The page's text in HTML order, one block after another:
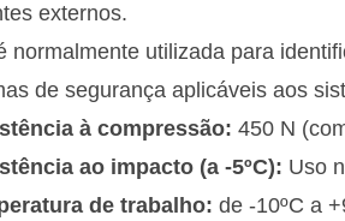
externos.
normalmente utilizada para
de segurança aplicáveis aos
à compressão: 450 N
ao impacto (a -5ºC): Uso
de trabalho: de -10ºC a